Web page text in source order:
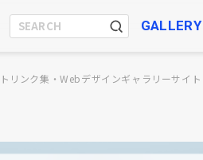
GALLERY
リンク集・Webデザインギャラリーサイト